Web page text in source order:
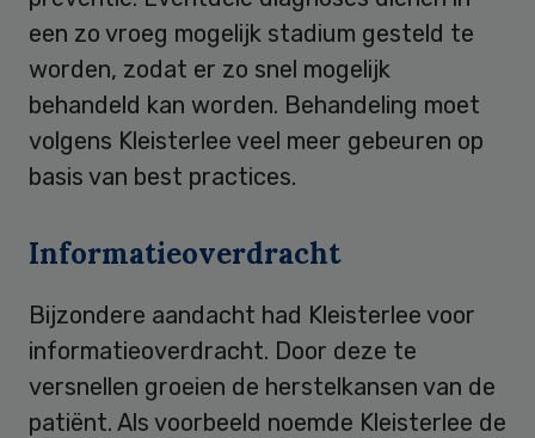
een zo vroeg mogelijk stadium gesteld te
worden, zodat er zo snel mogelijk
behandeld kan worden. Behandeling moet
volgens Kleisterlee veel meer gebeuren op
basis van best practices.
Informatieoverdracht
Bijzondere aandacht had Kleisterlee voor
informatieoverdracht. Door deze te
versnellen groeien de herstelkansen van de
patiënt. Als voorbeeld noemde Kleisterlee de